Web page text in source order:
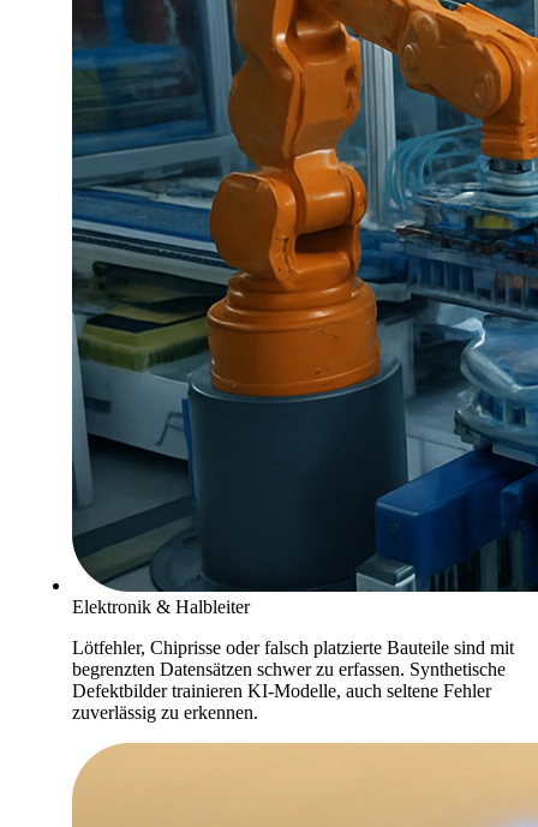
Elektronik & Halbleiter
Lötfehler, Chiprisse oder falsch platzierte Bauteile sind mit
begrenzten Datensätzen schwer zu erfassen. Synthetische
Defektbilder trainieren KI-Modelle, auch seltene Fehler
zuverlässig zu erkennen.